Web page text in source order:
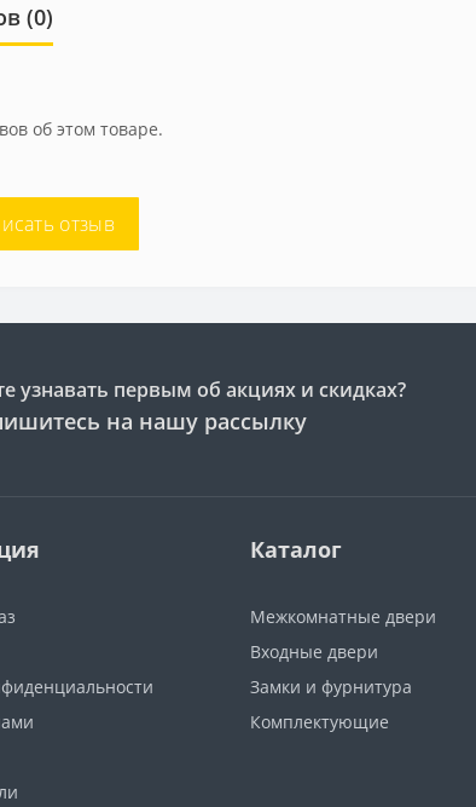
(0)
об этом товаре.
отзыв
узнавать первым об акциях и скидках?
на нашу рассылку
Каталог
Межкомнатные двери
Входные двери
Замки и фурнитура
Комплектующие